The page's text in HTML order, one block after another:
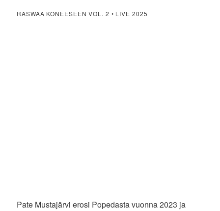
RASWAA KONEESEEN VOL. 2 • LIVE 2025
Pate Mustajärvi erosi Popedasta vuonna 2023 ja